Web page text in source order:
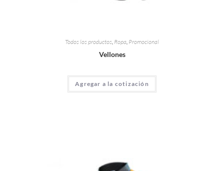
Todos los productos Ropa Promocional
Vellones
Agregar a la cotización